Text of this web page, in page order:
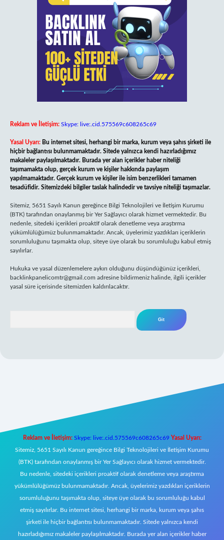
Reklam ve İletişim: Skype: live:.cid.575569c608265c69
Yasal Uyarı: Bu internet sitesi, herhangi bir marka, kurum veya şahıs şirketi ile
hiçbir bağlantısı bulunmamaktadır. Sitede yalnızca kendi hazırladığımız
makaleler paylaşılmaktadır. Burada yer alan içerikler haber niteliği
taşımamakta olup, gerçek kurum ve kişiler hakkında paylaşım
yapılmamaktadır. Gerçek kurum ve kişiler ile isim benzerlikleri tamamen
tesadüfidir. Sitemizdeki bilgiler taslak halindedir ve tavsiye niteliği taşımazlar.
Sitemiz, 5651 Sayılı Kanun gereğince Bilgi Teknolojileri ve İletişim Kurumu
(BTK) tarafından onaylanmış bir Yer Sağlayıcı olarak hizmet vermektedir. Bu
nedenle, sitedeki içerikleri proaktif olarak denetleme veya araştırma
yükümlülüğümüz bulunmamaktadır. Ancak, üyelerimiz yazdıkları içeriklerin
sorumluluğunu taşımakta olup, siteye üye olarak bu sorumluluğu kabul etmiş
sayılırlar.
Hukuka ve yasal düzenlemelere aykırı olduğunu düşündüğünüz içerikleri,
backlinkpanelicomtr@gmail.com adresine bildirmeniz halinde, ilgili içerikler
yasal süre içerisinde sitemizden kaldırılacaktır.
Reklam ve İletişim: Skype: live:.cid.575569c608265c69 Yasal Uyarı:
Sitemiz, 5651 Sayılı Kanun gereğince Bilgi Teknolojileri ve İletişim Kurumu
(BTK) tarafından onaylanmış bir Yer Sağlayıcı olarak hizmet vermektedir.
Bu nedenle, sitedeki içerikleri proaktif olarak denetleme veya araştırma
yükümlülüğümüz bulunmamaktadır. Ancak, üyelerimiz yazdıkları içeriklerin
sorumluluğunu taşımakta olup, siteye üye olarak bu sorumluluğu kabul
etmiş sayılırlar. Bu internet sitesi, herhangi bir marka, kurum veya şahıs
şirketi ile hiçbir bağlantısı bulunmamaktadır. Sitede yalnızca kendi
hazırladığımız makaleler paylaşılmaktadır. Burada yer alan içerikler haber